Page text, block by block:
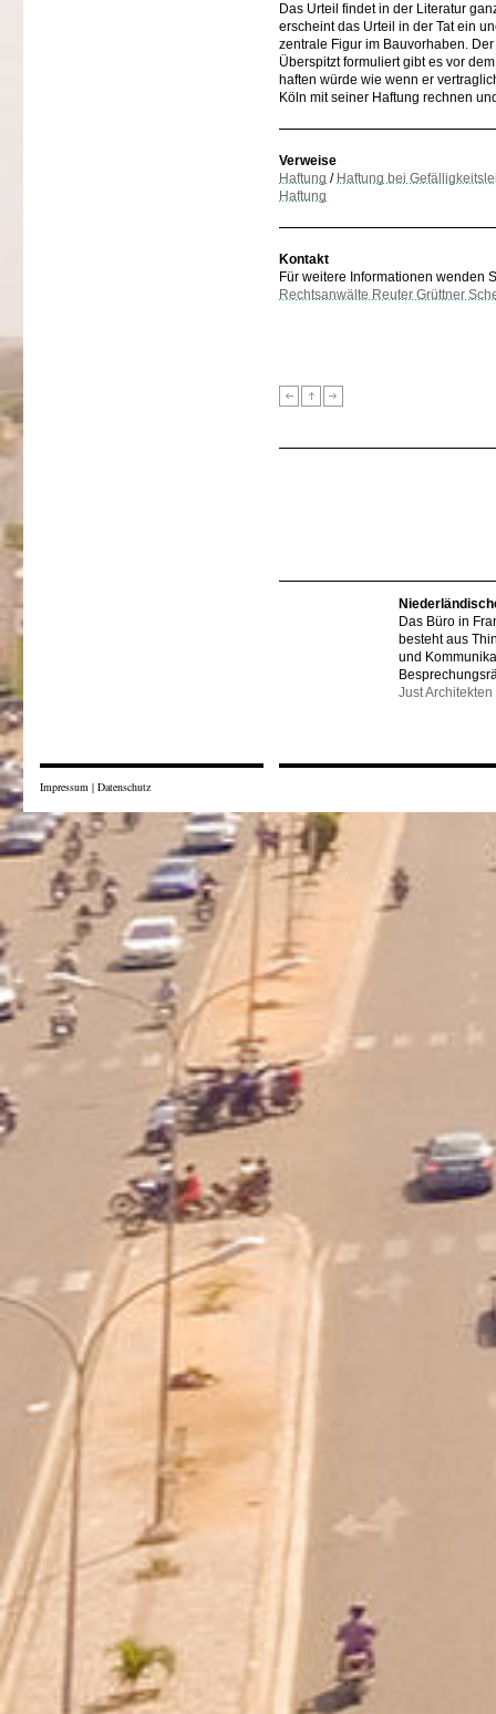
Das Urteil findet in der Literatur
erscheint das Urteil in der Tat ein
zentrale Figur im Bauvorhaben.
Überspitzt formuliert gibt es vor
haften würde wie wenn er
Köln mit seiner Haftung rechnen
Verweise
Haftung / Haftung bei
Haftung
Kontakt
Für weitere Informationen wenden
Rechtsanwälte Reuter Grüttner
Das Büro in
besteht aus
und
Just Architekten
Impressum | Datenschutz